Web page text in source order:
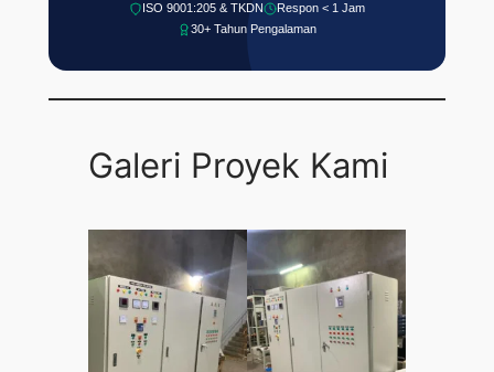
ISO 9001:205 & TKDN
Respon < 1 Jam
30+ Tahun Pengalaman
Galeri Proyek Kami